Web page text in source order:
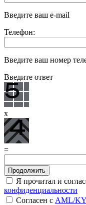
Введите ваш e-mail
Телефон:
Введите ваш номер
Введите ответ
x
=
Я прочитал и
конфиденциальности
Согласен с AML/